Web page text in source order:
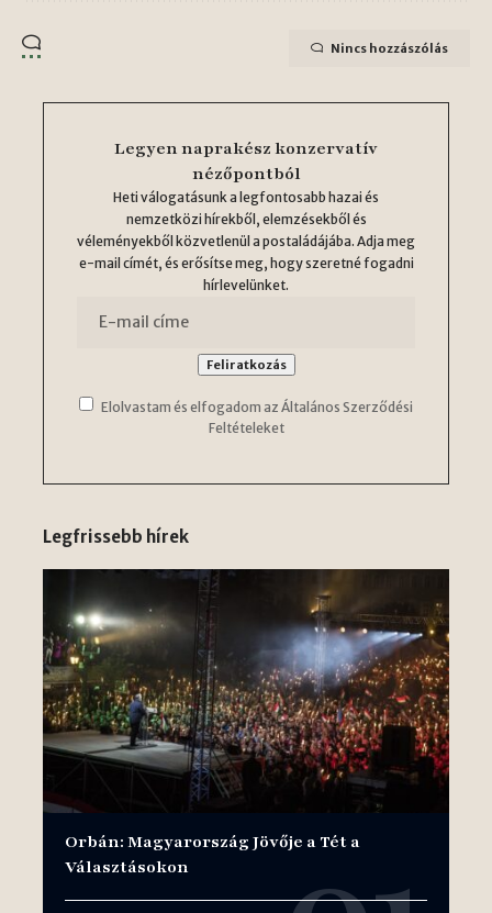
Nincs hozzászólás
Legyen naprakész konzervatív
nézőpontból
Heti válogatásunk a legfontosabb hazai és
nemzetközi hírekből, elemzésekből és
véleményekből közvetlenül a postaládájába. Adja meg
e-mail címét, és erősítse meg, hogy szeretné fogadni
hírlevelünket.
Elolvastam és elfogadom az Általános Szerződési
Feltételeket
Legfrissebb hírek
Orbán: Magyarország Jövője a Tét a
Választásokon